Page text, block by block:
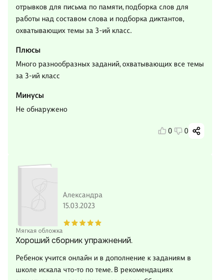
отрывков для письма по памяти, подборка слов для
работы над составом слова и подборка диктантов,
охватывающих темы за 3-ий класс.
Плюсы
Много разнообразных заданий, охватывающих все темы
за 3-ий класс
Минусы
Не обнаружено
0 0
Мягкая обложка
Александра
15.03.2023
Хороший сборник упражнений.
Ребенок учится онлайн и в дополнение к заданиям в
школе искала что-то по теме. В рекомендациях